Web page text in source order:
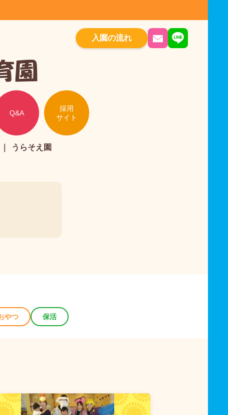
入園の流れ
Q&A
採用
サイト
うらそえ園
やつ 保活